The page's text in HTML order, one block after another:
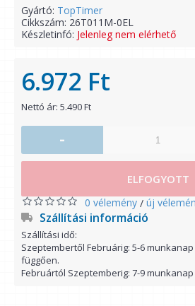
Gyártó: TopTimer
Cikkszám: 26T011M-0EL
Készletinfó: Jelenleg nem elérhető
6.972 Ft
Nettó ár: 5.490 Ft
-
ELFOGYOTT
0 vélemény / új
Szállítási információ
Szállítási idő:
Szeptembertől Februárig: 5-6
függően.
Februártól Szeptemberig: 7-9 munkanap